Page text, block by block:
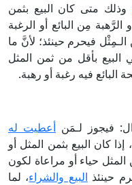
وذلك متى كان البيع بثمن
مِن البائع أو الرغبة
فيحرم حينئذ؛ لأنَّ ما
البيع بأقل من ثمن المثل
فيه رغبة أو رهبة.
فيجوز لـمَن أعطيت له
كان البيع بثمن المثل أو
حياء أو مراعاة لكون
حينئذ البيع والشراء، لما